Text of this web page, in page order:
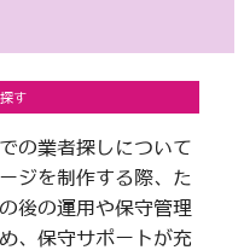
す
の業者探しについて
ジを制作する際、た
後の運用や保守管理
、保守サポートが充